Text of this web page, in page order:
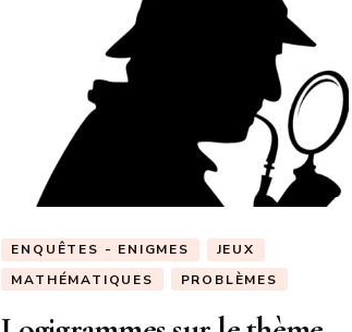
ENQUÊTES - ENIGMES
JEUX
MATHÉMATIQUES
PROBLÈMES